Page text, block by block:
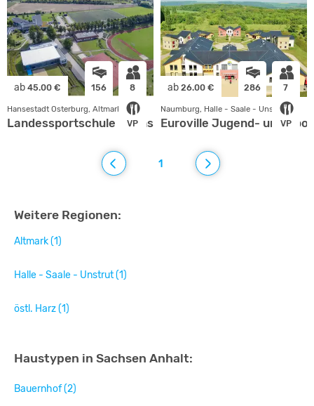
ab 45.00 € 156 8
VP
Hansestadt Osterburg, Altmark
Landessportschule Sachsen-Anhalt
ab 26.00 € 286 7
VP
Naumburg, Halle - Saale - Unstrut
Euroville Jugend- und
1
Weitere Regionen:
Altmark (1)
Halle - Saale - Unstrut (1)
östl. Harz (1)
Haustypen in Sachsen Anhalt:
Bauernhof (2)